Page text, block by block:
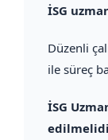
İSG
Düzenli
ile süreç
İSG